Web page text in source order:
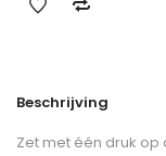
Beschrijving
Zet met één druk op